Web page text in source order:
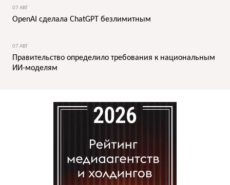
07 АВГ
OpenAI сделала ChatGPT безлимитным
07 АВГ
Правительство определило требования к национальным
ИИ-моделям